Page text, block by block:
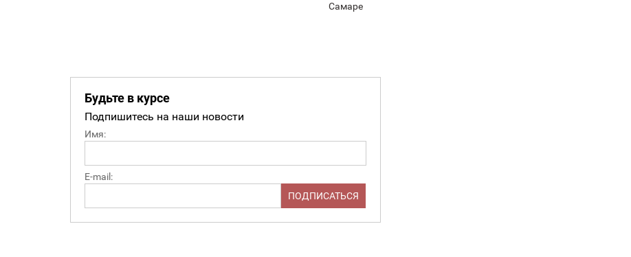
Самаре
Будьте в курсе
Подпишитесь на наши новости
Имя:
E-mail: